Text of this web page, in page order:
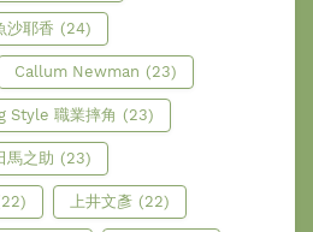
沙耶香 (24)
Callum Newman (23)
Style 職業摔角 (23)
馬之助 (23)
上井文彥 (22)